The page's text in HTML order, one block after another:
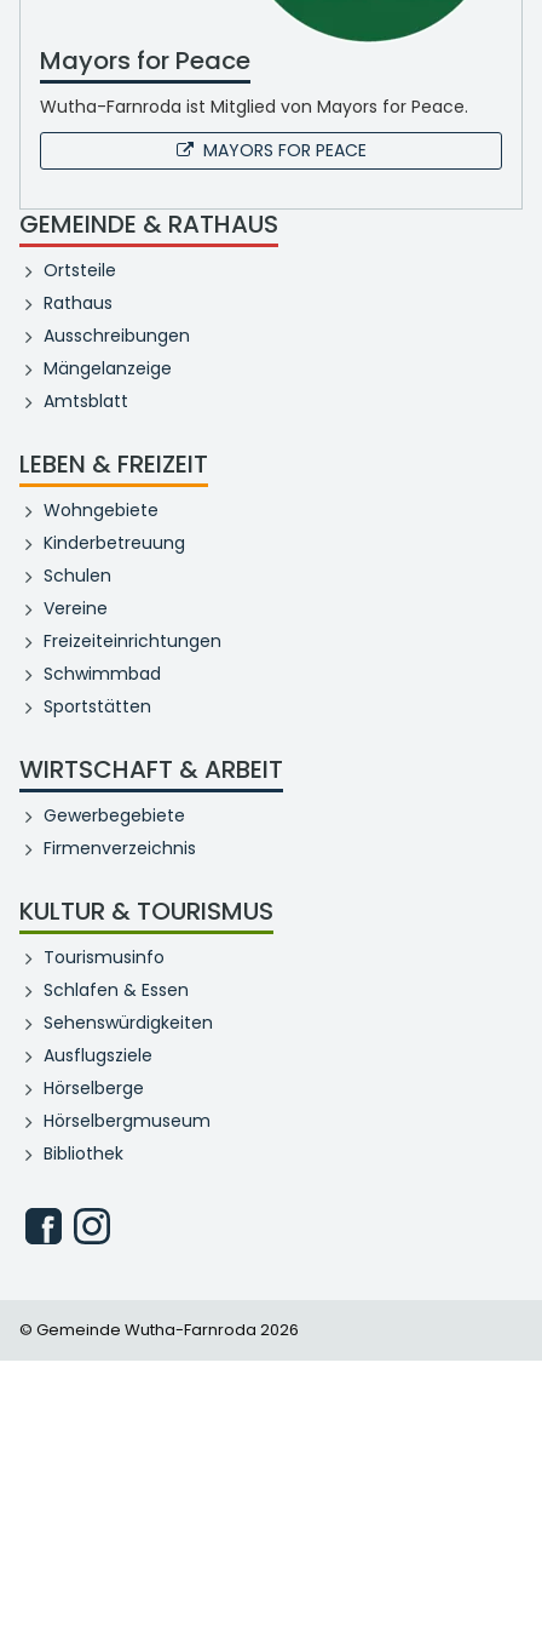
Mayors for Peace
Wutha-Farnroda ist Mitglied von Mayors for Peace.
MAYORS FOR PEACE
GEMEINDE & RATHAUS
Ortsteile
Rathaus
Ausschreibungen
Mängelanzeige
Amtsblatt
LEBEN & FREIZEIT
Wohngebiete
Kinderbetreuung
Schulen
Vereine
Freizeiteinrichtungen
Schwimmbad
Sportstätten
WIRTSCHAFT & ARBEIT
Gewerbegebiete
Firmenverzeichnis
KULTUR & TOURISMUS
Tourismusinfo
Schlafen & Essen
Sehenswürdigkeiten
Ausflugsziele
Hörselberge
Hörselbergmuseum
Bibliothek
© Gemeinde Wutha-Farnroda 2026